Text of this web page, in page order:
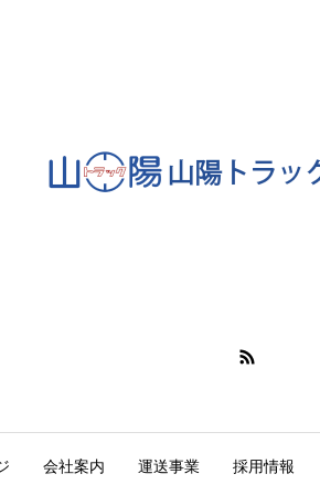
会社案内 運送事業 採用情報